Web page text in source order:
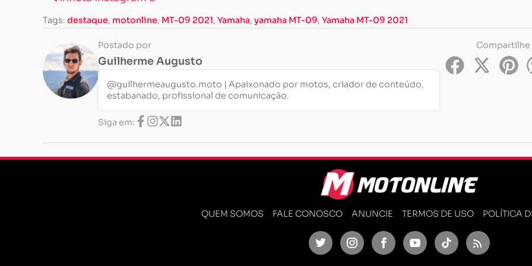
Tags: destaque, motonline, MT-09 2021, Yamaha, yamaha MT-09, Yamaha MT-09 2021
Postado por
Guilherme Augusto
@guilhermeaugusto.moto | Apaixonado por motos, criador de conteúdo,
estabanado, profissional de comunicação.
Siga em:
Compartilhe
QUEM SOMOS FALE CONOSCO ANUNCIE TERMOS DE USO POLÍTICA
Twitter InstagramFacebookYoutubeTikTok Feed